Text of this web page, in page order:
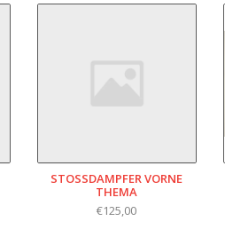
STOSSDAMPFER VORNE T
HEMA
€125,00